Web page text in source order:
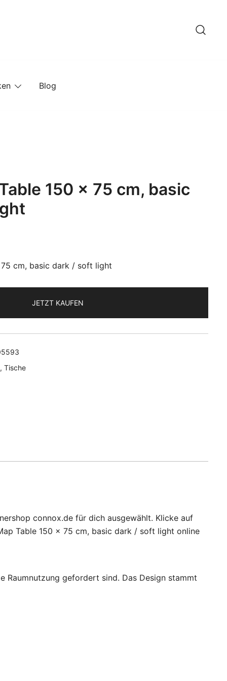
Blog
150 x 75 cm, basic
cm, basic dark / soft light
JETZT KAUFEN
, Tische
connox.de für dich ausgewählt. Klicke auf
Table 150 x 75 cm, basic dark / soft light online
Raumnutzung gefordert sind. Das Design stammt